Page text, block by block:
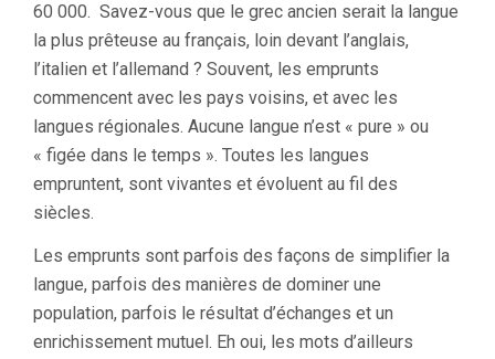
60 000. Savez-vous que le grec ancien serait la langue
la plus prêteuse au français, loin devant l’anglais,
l’italien et l’allemand ? Souvent, les emprunts
commencent avec les pays voisins, et avec les
langues régionales. Aucune langue n’est « pure » ou
« figée dans le temps ». Toutes les langues
empruntent, sont vivantes et évoluent au fil des
siècles.
Les emprunts sont parfois des façons de simplifier la
langue, parfois des manières de dominer une
population, parfois le résultat d’échanges et un
enrichissement mutuel. Eh oui, les mots d’ailleurs